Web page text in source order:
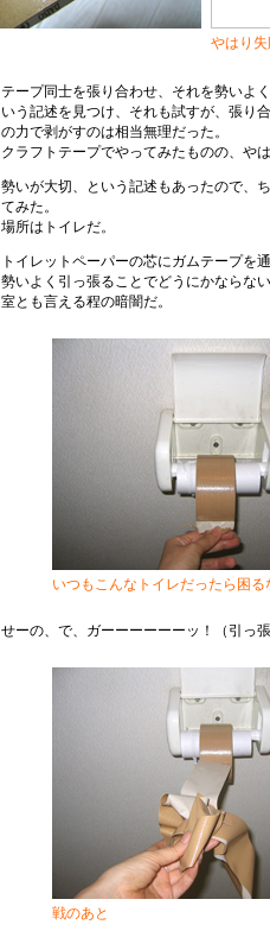
やはり失
テープ同士を張り合わせ、それを勢いよ
いう記述を見つけ、それも試すが、張り
の力で剥がすのは相当無理だった。
クラフトテープでやってみたものの、や
勢いが大切、という記述もあったので、
てみた。
場所はトイレだ。
トイレットペーパーの芯にガムテープを
勢いよく引っ張ることでどうにかならな
室とも言える程の暗闇だ。
いつもこんなトイレだったら困る
せーの、で、ガーーーーーーッ！（引っ
戦のあと